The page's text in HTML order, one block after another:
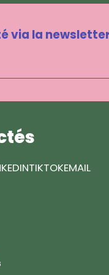
via la
TIKTOKEMAIL